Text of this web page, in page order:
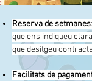
Reserva de setmanes
que ens indiqueu
que desitgeu
Facilitats de